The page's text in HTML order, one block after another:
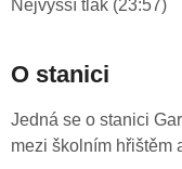
Nejvyšší tlak (23:57)
O stanici
Jedná se o stanici
mezi školním hřištěm